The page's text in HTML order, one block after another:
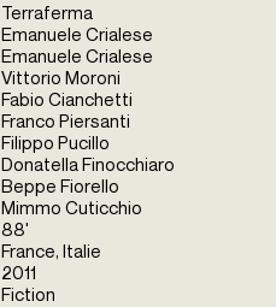
Terraferma
Emanuele Crialese
Emanuele Crialese
Vittorio Moroni
Fabio Cianchetti
Franco Piersanti
Filippo Pucillo
Donatella Finocchiaro
Beppe Fiorello
Mimmo Cuticchio
88'
France, Italie
2011
Fiction